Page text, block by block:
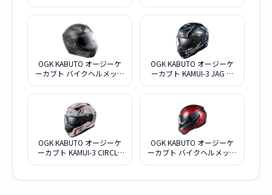
XL
OGK KABUTO オージーケ
ーカブト バイクヘルメット
OGK KABUTO オージーケ
ーカブト KAMUI-3 JAG ブ
OGK KABUTO オージーケ
ーカブト KAMUI-3 CIRCLE
OGK KABUTO オージーケ
ーカブト バイクヘルメット